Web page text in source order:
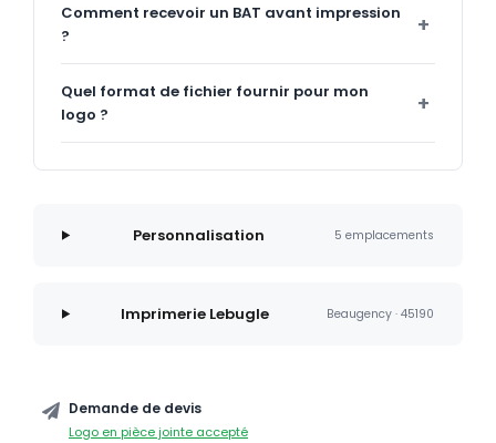
Comment recevoir un BAT avant impression
?
Quel format de fichier fournir pour mon
logo ?
Personnalisation 5 emplacements
Imprimerie Lebugle Beaugency · 45190
Demande de devis
Logo en pièce jointe accepté